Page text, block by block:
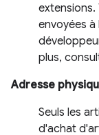
envoyées
plus,
Adresse
Seuls les
d'achat